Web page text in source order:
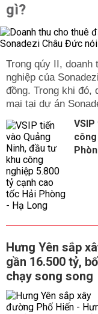
gì?
Trong qúy II, doanh
nghiệp của
đồng. Trong khi đó,
mại tại dự án
Hưng Yên sắp
gần 16.500 tỷ,
chạy song song